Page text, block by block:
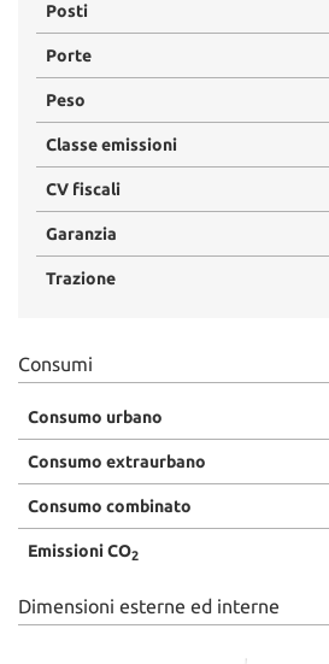
Posti
Porte
Peso
Classe emissioni
CV fiscali
Garanzia
Trazione
Consumi
Consumo urbano
Consumo extraurbano
Consumo combinato
Emissioni CO2
Dimensioni esterne ed interne